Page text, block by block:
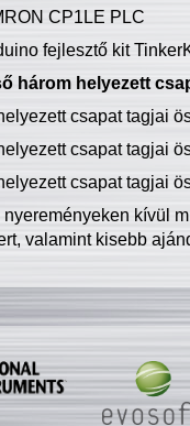
CP1LE PLC
fejlesztő kit
három helyezett
csapat tagjai
csapat tagjai
csapat tagjai
nyereményeken kívül
valamint kisebb